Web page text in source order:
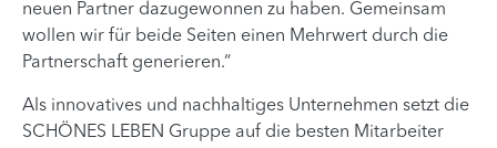
neuen Partner dazugewonnen zu haben. Gemeinsam
wollen wir für beide Seiten einen Mehrwert durch die
Partnerschaft generieren.“
Als innovatives und nachhaltiges Unternehmen setzt die
SCHÖNES LEBEN Gruppe auf die besten Mitarbeiter